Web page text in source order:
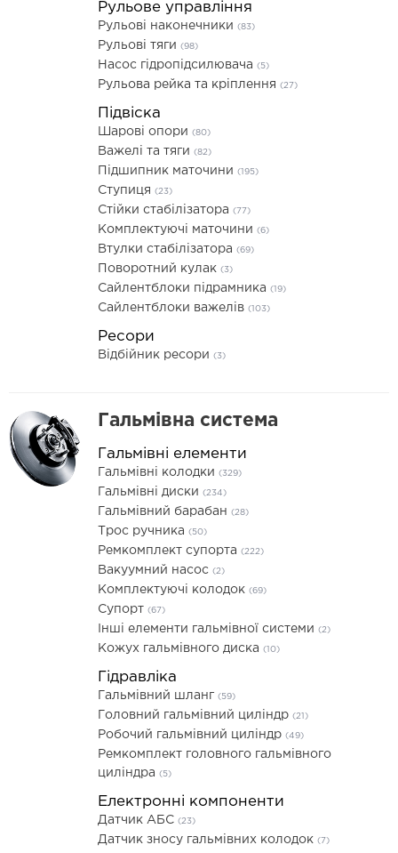
Рульове управління
Рульові наконечники (83)
Рульові тяги (98)
Насос гідропідсилювача (5)
Рульова рейка та кріплення (27)
Підвіска
Шарові опори (80)
Важелі та тяги (82)
Підшипник маточини (195)
Ступиця (23)
Стійки стабілізатора (77)
Комплектуючі маточини (6)
Втулки стабілізатора (69)
Поворотний кулак (3)
Сайлентблоки підрамника (19)
Сайлентблоки важелів (103)
Ресори
Відбійник ресори (3)
Гальмівна система
Гальмівні елементи
Гальмівні колодки (329)
Гальмівні диски (234)
Гальмівний барабан (28)
Трос ручника (50)
Ремкомплект супорта (222)
Вакуумний насос (2)
Комплектуючі колодок (69)
Супорт (67)
Інші елементи гальмівної системи (2)
Кожух гальмівного диска (10)
Гідравліка
Гальмівний шланг (59)
Головний гальмівний циліндр (21)
Робочий гальмівний циліндр (49)
Ремкомплект головного гальмівного
циліндра (5)
Електронні компоненти
Датчик АБС (23)
Датчик зносу гальмівних колодок (7)